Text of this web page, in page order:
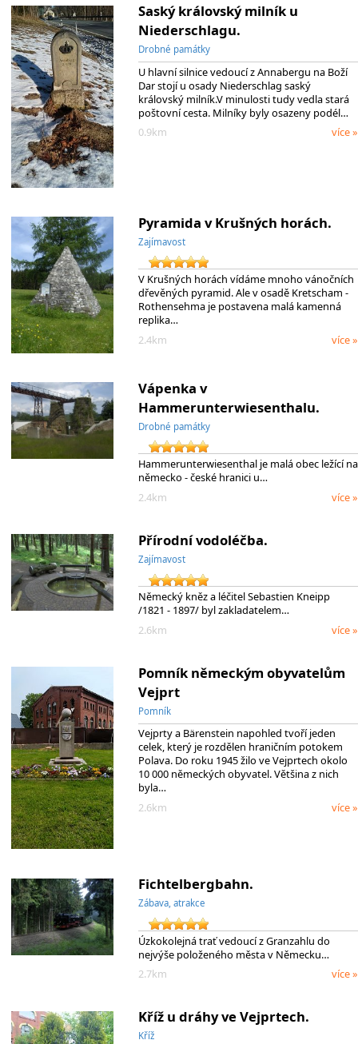
Saský královský milník u
Niederschlagu.
Drobné památky
U hlavní silnice vedoucí z Annabergu na Boží
Dar stojí u osady Niederschlag saský
královský milník.V minulosti tudy vedla stará
poštovní cesta. Milníky byly osazeny podél…
0.9km
více »
Pyramida v Krušných horách.
Zajímavost
V Krušných horách vídáme mnoho vánočních
dřevěných pyramid. Ale v osadě Kretscham -
Rothensehma je postavena malá kamenná
replika…
2.4km
více »
Vápenka v
Hammerunterwiesenthalu.
Drobné památky
Hammerunterwiesenthal je malá obec ležící na
německo - české hranici u…
2.4km
více »
Přírodní vodoléčba.
Zajímavost
Německý kněz a léčitel Sebastien Kneipp
/1821 - 1897/ byl zakladatelem…
2.6km
více »
Pomník německým obyvatelům
Vejprt
Pomník
Vejprty a Bärenstein napohled tvoří jeden
celek, který je rozdělen hraničním potokem
Polava. Do roku 1945 žilo ve Vejprtech okolo
10 000 německých obyvatel. Většina z nich
byla…
2.6km
více »
Fichtelbergbahn.
Zábava, atrakce
Úzkokolejná trať vedoucí z Granzahlu do
nejvýše položeného města v Německu…
2.7km
více »
Kříž u dráhy ve Vejprtech.
Kříž